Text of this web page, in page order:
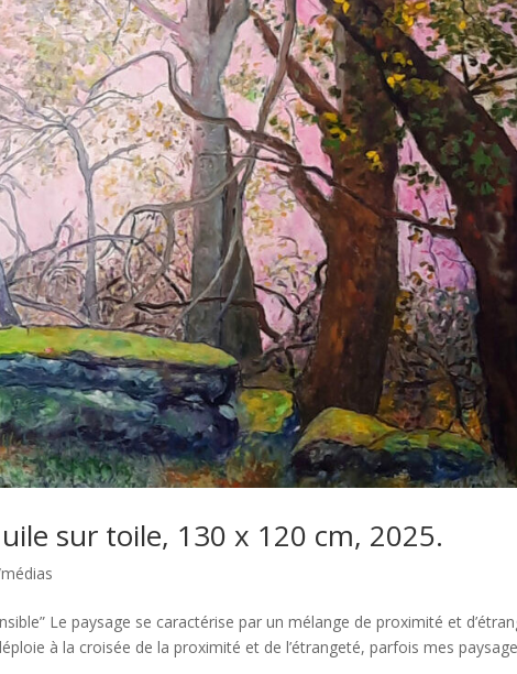
sur toile, 130 x 120 cm, 2025.
Le paysage se caractérise par un mélange de proximité et
à la croisée de la proximité et de l’étrangeté, parfois mes